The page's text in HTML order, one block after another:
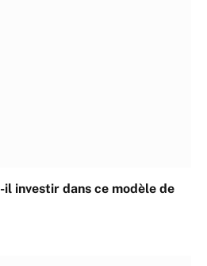
il investir dans ce modèle de